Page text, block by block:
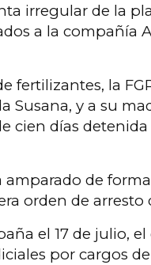
irregular de la
a la compañía
fertilizantes, la
Susana, y a su
cien días
amparado de
orden de arresto
el 17 de julio,
por cargos